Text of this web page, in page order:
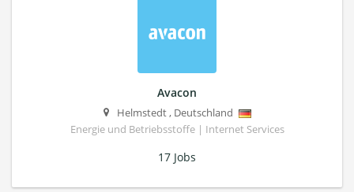
Avacon
Helmstedt, Deutschland
Energie und Betriebsstoffe | Internet Services
17 Jobs